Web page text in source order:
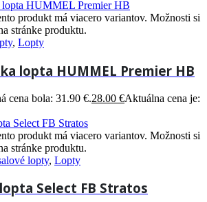
produkt má viacero variantov. Možnosti si
stránke produktu.
, Lopty
lopta HUMMEL Premier HB
cena bola: 31.90 €.28.00 €Aktuálna cena je:
produkt má viacero variantov. Možnosti si
stránke produktu.
lopty, Lopty
Select FB Stratos